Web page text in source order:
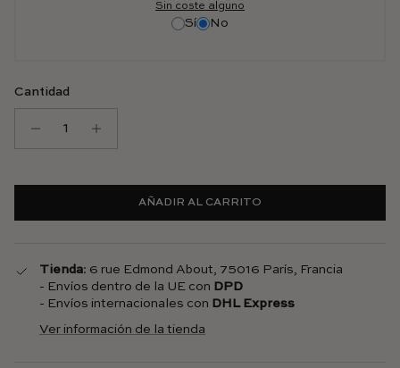
Sin coste alguno
Sí No
Cantidad
AÑADIR AL CARRITO
Tienda: 6 rue Edmond About, 75016 París, Francia
- Envíos dentro de la UE con DPD
- Envíos internacionales con DHL Express
Ver información de la tienda